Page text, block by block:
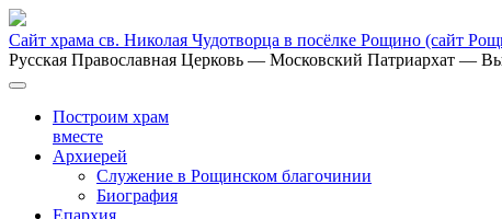
Сайт храма св. Николая Чудотворца в посёлке Рощино (сайт
Русская Православная Церковь — Московский Патриархат —
Построим храм
вместе
Архиерей
Служение в Рощинском благочинии
Биография
Епархия